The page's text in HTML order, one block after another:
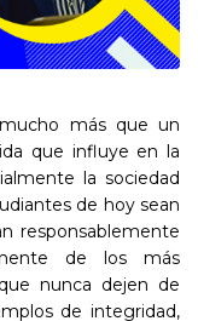
más que un
que influye en la
la sociedad
de hoy sean
responsablemente
de los más
nunca dejen de
de integridad,